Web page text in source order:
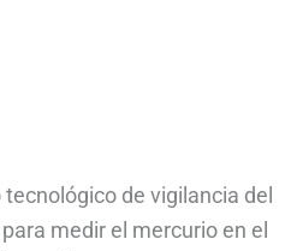
de vigilancia del
medir el mercurio en el